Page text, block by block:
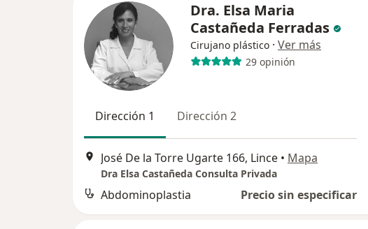
Dra. Elsa Maria
Castañeda Ferradas
Cirujano plástico · Ver más
29 opinión
Dirección 1 Dirección 2
José De la Torre Ugarte 166, Lince • Mapa
Dra Elsa Castañeda Consulta Privada
Abdominoplastia Precio sin especificar